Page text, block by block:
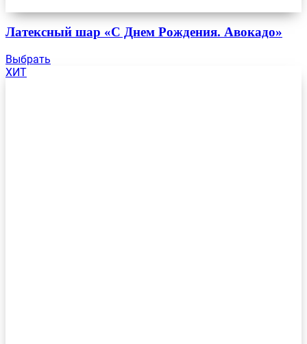
Латексный шар «С Днем Рождения. Авокадо»
Выбрать
ХИТ